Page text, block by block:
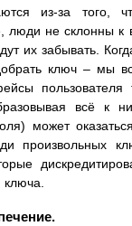
из-за того,
люди не склонны к
их забывать.
ключ – мы
всё к
может
произвольных